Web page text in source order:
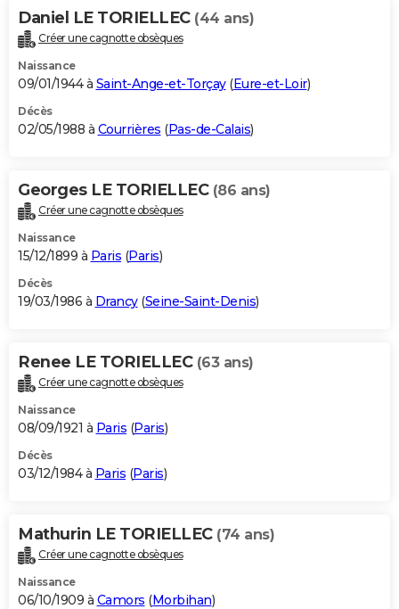
Daniel LE TORIELLEC (44 ans)
Créer une cagnotte obsèques
Naissance
09/01/1944 à Saint-Ange-et-Torçay(Eure-et-Loir)
Décès
02/05/1988 à Courrières (Pas-de-Calais)
Georges LE TORIELLEC (86 ans)
Créer une cagnotte obsèques
Naissance
15/12/1899 à Paris (Paris)
Décès
19/03/1986 à Drancy(Seine-Saint-Denis)
Renee LE TORIELLEC (63 ans)
Créer une cagnotte obsèques
Naissance
08/09/1921 à Paris (Paris)
Décès
03/12/1984 à Paris (Paris)
Mathurin LE TORIELLEC (74 ans)
Créer une cagnotte obsèques
Naissance
06/10/1909 à Camors (Morbihan)